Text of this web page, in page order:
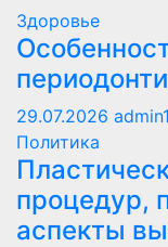
Здоровье
29.07.2026 admin1
Политика
процедур,
аспекты